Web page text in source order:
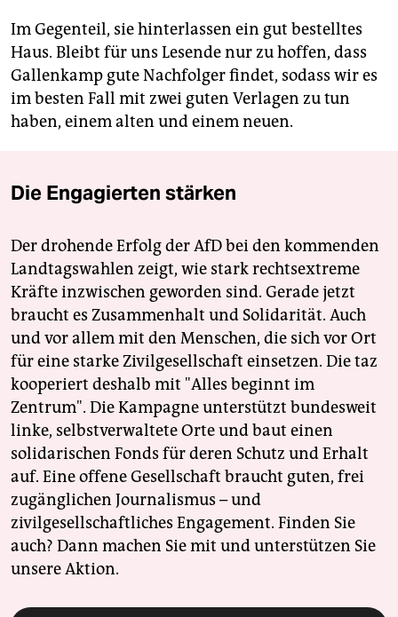
Im Gegenteil, sie hinterlassen ein gut bestelltes
Haus. Bleibt für uns Lesende nur zu hoffen, dass
Gallenkamp gute Nachfolger findet, sodass wir es
im besten Fall mit zwei guten Verlagen zu tun
haben, einem alten und einem neuen.
Die Engagierten stärken
Der drohende Erfolg der AfD bei den kommenden
Landtagswahlen zeigt, wie stark rechtsextreme
Kräfte inzwischen geworden sind. Gerade jetzt
braucht es Zusammenhalt und Solidarität. Auch
und vor allem mit den Menschen, die sich vor Ort
für eine starke Zivilgesellschaft einsetzen. Die taz
kooperiert deshalb mit "Alles beginnt im
Zentrum". Die Kampagne unterstützt bundesweit
linke, selbstverwaltete Orte und baut einen
solidarischen Fonds für deren Schutz und Erhalt
auf. Eine offene Gesellschaft braucht guten, frei
zugänglichen Journalismus – und
zivilgesellschaftliches Engagement. Finden Sie
auch? Dann machen Sie mit und unterstützen Sie
unsere Aktion.